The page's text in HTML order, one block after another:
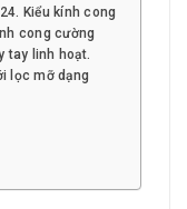
Kiểu kính cong
cong cường
tay linh hoạt.
lọc mỡ dạng